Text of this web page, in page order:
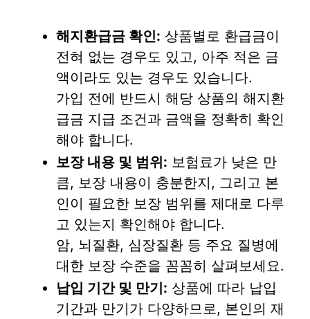
해지환급금 확인: 상품별로 환급금이
전혀 없는 경우도 있고, 아주 적은 금
액이라도 있는 경우도 있습니다.
가입 전에 반드시 해당 상품의 해지환
급금 지급 조건과 금액을 정확히 확인
해야 합니다.
보장 내용 및 범위: 보험료가 낮은 만
큼, 보장 내용이 충분한지, 그리고 본
인이 필요한 보장 범위를 제대로 다루
고 있는지 확인해야 합니다.
암, 뇌질환, 심장질환 등 주요 질병에
대한 보장 수준을 꼼꼼히 살펴보세요.
납입 기간 및 만기: 상품에 따라 납입
기간과 만기가 다양하므로, 본인의 재